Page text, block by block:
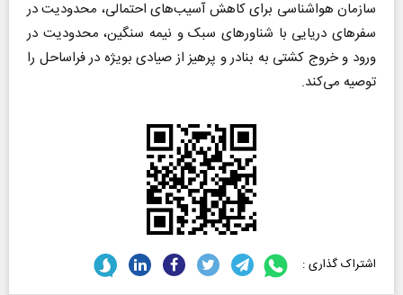
سازمان هواشناسی برای کاهش آسیب‌های احتمالی، محدودیت در
سفرهای دریایی با شناورهای سبک و نیمه سنگین، محدودیت در
ورود و خروج کشتی به بنادر و پرهیز از صیادی بویژه در فراساحل را
توصیه می‌کند.
اشتراک گذاری :